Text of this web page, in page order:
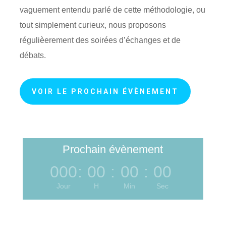
vaguement entendu parlé de cette méthodologie, ou
tout simplement curieux, nous proposons
régulièerement des soirées d’échanges et de
débats.
VOIR LE PROCHAIN ÉVÈNEMENT
Prochain évènement
000
Jour
: 00
H
: 00
Min
: 00
Sec